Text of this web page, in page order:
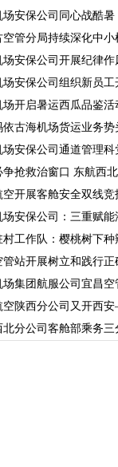
场安保公司同心战酷暑
空管分局持续深化中
场安保公司开展纪律作
场安保公司组织新员
场开启暑运西瓜品鉴活
依古海机场货运业务
场安保公司通道管理
争抢救治窗口 东航西
空开展客舱安全双线
场安保公司：三重赋
村工作队：樱桃树下
管站开展树立和践行
场集团航服公司宜昌
空陕西分公司又开西
北分公司客舱部乘务